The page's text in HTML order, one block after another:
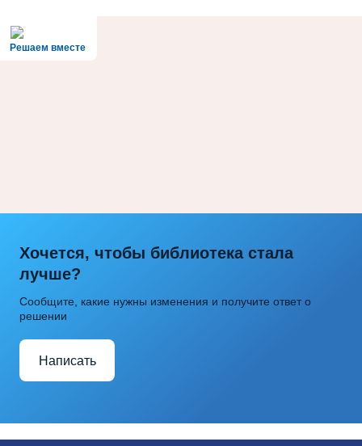
Решаем вместе
Хочется, чтобы библиотека стала
лучше?
Сообщите, какие нужны изменения и получите ответ о
решении
Написать